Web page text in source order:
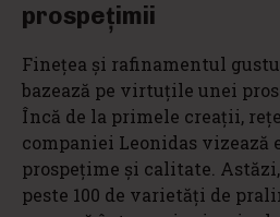
prospețimii
Finețea și rafinamentul
bazează pe virtuțile unei
Încă de la primele creații,
companiei Leonidas vizează
prospețime și calitate.
peste 100 de varietăți de